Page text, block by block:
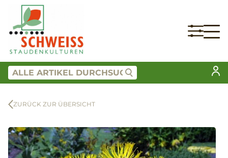
ZURÜCK ZUR ÜBERSICHT